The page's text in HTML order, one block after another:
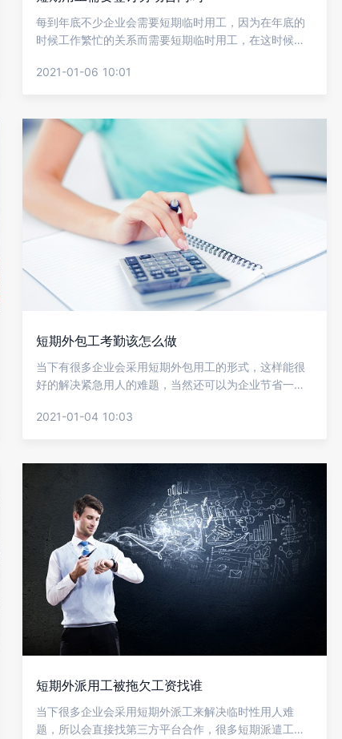
每到年底不少企业会需要短期临时用工，因为在年底的
时候工作繁忙的关系而需要短期临时用工，在这时候很
签订合同的必要，下面就让金柚网来给大家介绍短期用
2021-01-06 10:01
短期外包工考勤该怎么做
当下有很多企业会采用短期外包用工的形式，这样能很
好的解决紧急用人的难题，当然还可以为企业节省一部
的工作，很多企业不知道这个具体要怎么做，下面就让
2021-01-04 10:03
短期外派用工被拖欠工资找谁
当下很多企业会采用短期外派工来解决临时性用人难
题，所以会直接找第三方平台合作，很多短期派遣工在